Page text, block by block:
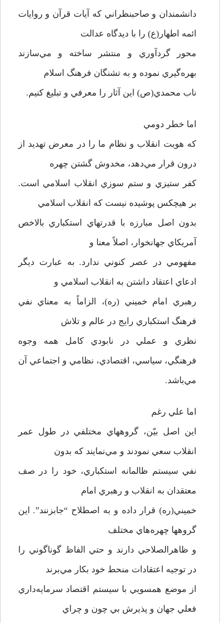
دانشمندان و صاحبنظراني كه آيات قرآن و روايات
ائمه اطهار(ع) را با ديدگاه عدالت
محور گردآوري و منتشر ساخته و مي‌سازند
بهره‌گيري نموده و به تشنگان فرهنگ اسلام
ناب محمدي(ص) اين آثار را معرفي و تبليغ كنيم.
اما خطر دومي
كه هويت انقلاب و نظام ما را در معرض تهديد از
درون قرار مي‌دهد، مخدوش گشتن چهره
كفر ستيزي و ستم سوزي انقلاب اسلامي است.
بر هيچكس پوشيده نيست كه انقلاب اسلامي
بدون اصل مبارزه با قدرتهاي استكباري بالاخص
آمريكاي جهانخوار، اصلاً معنا و
مفهومي در عصر كنوني ندارد. به عبارت ديگر
ادعاي اعتقاد داشتن به انقلاب اسلامي و
رهبري امام خميني (ره)، الزاماً به معناي نفي
فرهنگ استكباري رايج در عالم و تلاش
نظري و عملي در نابودي كامل همه وجوه
فرهنگي، سياسي، اقتصادي، نظامي و اجتماعي آن
مي‌باشد.
اما علي رغم
اين اصل بيّن، گروههاي مختلفي در طول عمر
انقلاب سعي نمودند و مي‌نمايند كه بدون
نفي سيستم ظالمانه استكباري، خود را در صف
معتقدان به انقلاب و رهبري امام
خميني(ره) قرار داده و به اصطلاح “جابزنند”. اين
گروهها چهره‌هاي مختلف
و ظاهرالصلاحي دارند و حتي الفاظ گوناگوني را
در توجيه اعتقادات منحط خود بكار مي‌برند
از موضع همسويي با سيستم اقتصاد سرمايه‌داري
فعلي جهان و پذيرش بي چون و چراي